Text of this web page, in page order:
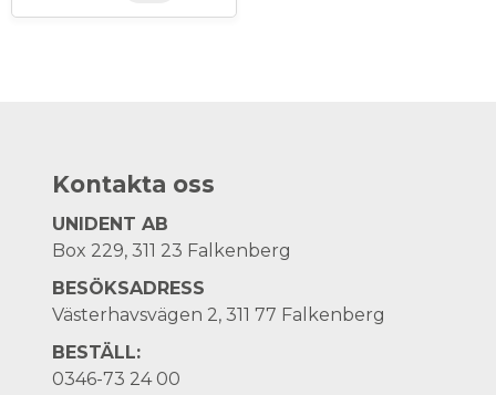
Kontakta oss
UNIDENT AB
Box 229, 311 23 Falkenberg
BESÖKSADRESS
Västerhavsvägen 2, 311 77 Falkenberg
BESTÄLL:
0346-73 24 00